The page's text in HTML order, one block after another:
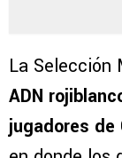
La Selección
ADN
jugadores de